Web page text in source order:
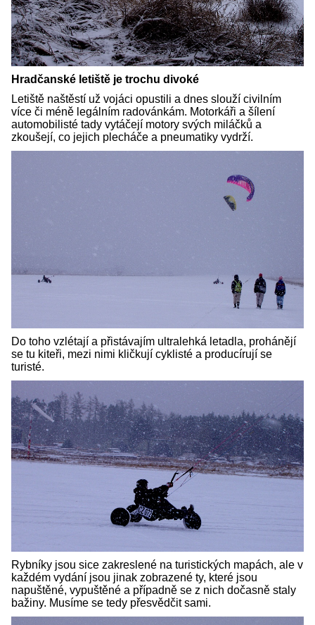
Hradčanské letiště je trochu divoké
Letiště naštěstí už vojáci opustili a dnes slouží civilním
více či méně legálním radovánkám. Motorkáři a šílení
automobilisté tady vytáčejí motory svých miláčků a
zkoušejí, co jejich plecháče a pneumatiky vydrží.
Do toho vzlétají a přistávajím ultralehká letadla, prohánějí
se tu kiteři, mezi nimi kličkují cyklisté a producírují se
turisté.
Rybníky jsou sice zakreslené na turistických mapách, ale v
každém vydání jsou jinak zobrazené ty, které jsou
napuštěné, vypuštěné a případně se z nich dočasně staly
bažiny. Musíme se tedy přesvědčit sami.